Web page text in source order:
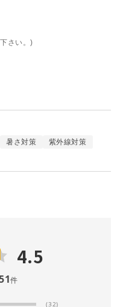
さい。)
暑さ対策
紫外線対策
4.5
件
(32)